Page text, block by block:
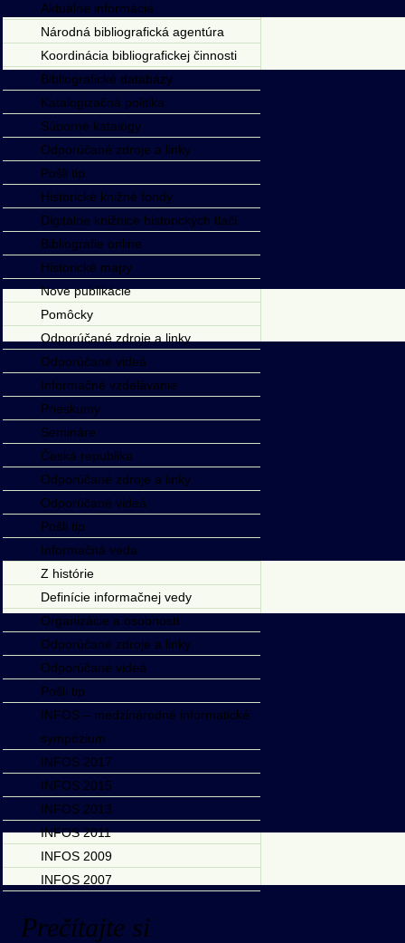
Aktuálne informácie
Národná bibliografická agentúra
Koordinácia bibliografickej činnosti
Bibliografické databázy
Katalogizačná politika
Súborné katalógy
Odporúčané zdroje a linky
Pošli tip
Historické knižné fondy
Digitálne knižnice historických tlačí
Bibliografie online
Historické mapy
Nové publikácie
Pomôcky
Odporúčané zdroje a linky
Odporúčané videá
Informačné vzdelávanie
Prieskumy
Semináre
Česká republika
Odporúčané zdroje a linky
Odporúčané videá
Pošli tip
Informačná veda
Z histórie
Definície informačnej vedy
Organizácie a osobnosti
Odporúčané zdroje a linky
Odporúčané videá
Pošli tip
INFOS – medzinárodné informatické
sympózium
INFOS 2017
INFOS 2015
INFOS 2013
INFOS 2011
INFOS 2009
INFOS 2007
Prečítajte si